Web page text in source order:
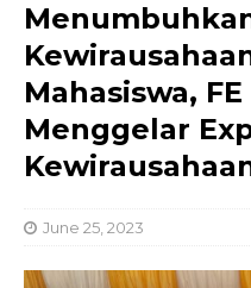
Mahasiswa,
Menggelar
June 25, 2023